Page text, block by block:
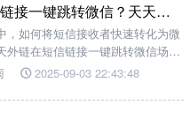
如何实现短信链接一键跳转微信？天天外链一键跳转解决方案
，如何将短信接收者快速转化为微
外链在短信链接一键跳转微信场景
便捷性与安全性。它能将微信群或
击链接，无需手动复制、粘贴或搜
2025-09-03 22:43:48